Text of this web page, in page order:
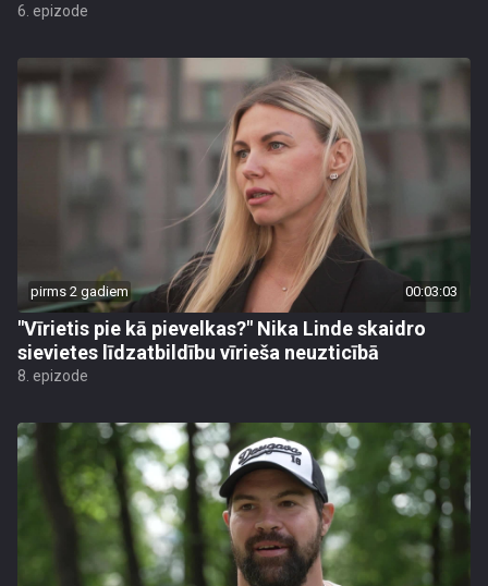
6. epizode
pirms 2 gadiem 00:03:03
"Vīrietis pie kā pievelkas?" Nika Linde skaidro
sievietes līdzatbildību vīrieša neuzticībā
8. epizode